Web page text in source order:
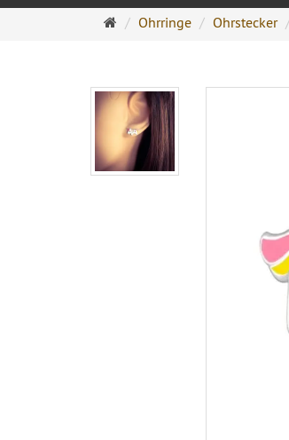
Ohrringe
Ohrringe Ohrstecker